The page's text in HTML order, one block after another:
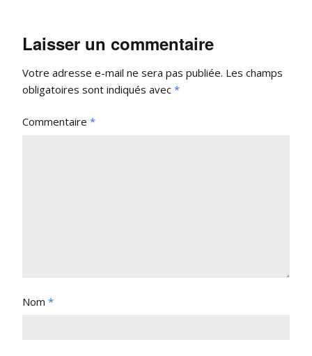
Laisser un commentaire
Votre adresse e-mail ne sera pas publiée. Les champs
obligatoires sont indiqués avec *
Commentaire *
Nom *